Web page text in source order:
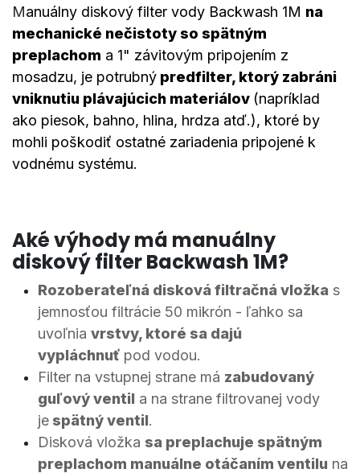
Manuálny diskový filter vody Backwash 1M na
mechanické nečistoty so spätným
preplachom a 1" závitovým pripojením z
mosadzu, je potrubný predfilter, ktorý zabráni
vniknutiu plávajúcich materiálov (napríklad
ako piesok, bahno, hlina, hrdza atď.), ktoré by
mohli poškodiť ostatné zariadenia pripojené k
vodnému systému.
Aké výhody má manuálny
diskový filter Backwash 1M?
Rozoberateľná disková filtračná vložka s
jemnosťou filtrácie 50 mikrón - ľahko sa
uvoľnia vrstvy, ktoré sa dajú
vypláchnuť pod vodou.
Filter na vstupnej strane má zabudovaný
guľový ventil a na strane filtrovanej vody
je spätný ventil.
Disková vložka sa preplachuje spätným
preplachom manuálne otáčaním ventilu na